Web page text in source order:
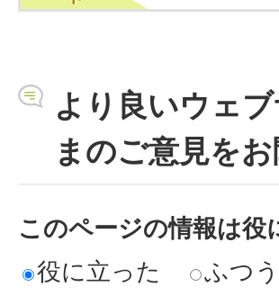
より良いウェ
まのご意見を
このページの情報は役
役に立った
ふつう